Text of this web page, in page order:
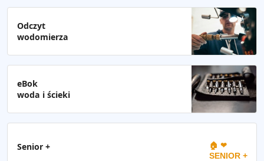
Odczyt
wodomierza
eBok
woda i ścieki
Senior + 🏠 ❤
SENIOR +